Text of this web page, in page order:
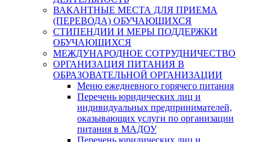
ВАКАНТНЫЕ МЕСТА ДЛЯ ПРИЕМА
(ПЕРЕВОДА) ОБУЧАЮЩИХСЯ
СТИПЕНДИИ И МЕРЫ ПОДДЕРЖКИ
ОБУЧАЮЩИХСЯ
МЕЖДУНАРОДНОЕ СОТРУДНИЧЕСТВО
ОРГАНИЗАЦИЯ ПИТАНИЯ В
ОБРАЗОВАТЕЛЬНОЙ ОРГАНИЗАЦИИ
Меню ежедневного горячего питания
Перечень юридических лиц и
индивидуальных предпринимателей,
оказывающих услуги по организации
питания в МАДОУ
Перечень юридических лиц и